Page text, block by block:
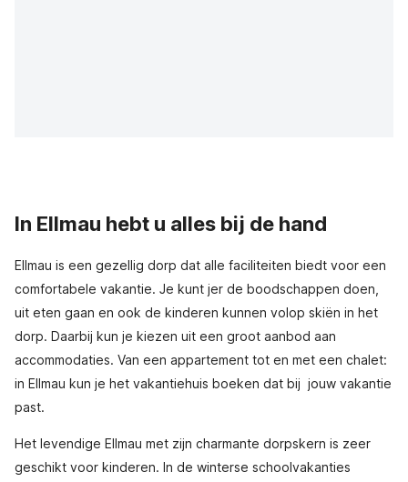
In Ellmau hebt u alles bij de hand
Ellmau is een gezellig dorp dat alle faciliteiten biedt voor een
comfortabele vakantie. Je kunt jer de boodschappen doen,
uit eten gaan en ook de kinderen kunnen volop skiën in het
dorp. Daarbij kun je kiezen uit een groot aanbod aan
accommodaties. Van een appartement tot en met een chalet:
in Ellmau kun je het vakantiehuis boeken dat bij jouw vakantie
past.
Het levendige Ellmau met zijn charmante dorpskern is zeer
geschikt voor kinderen. In de winterse schoolvakanties